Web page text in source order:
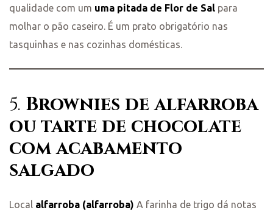
qualidade com um uma pitada de Flor de Sal para
molhar o pão caseiro. É um prato obrigatório nas
tasquinhas e nas cozinhas domésticas.
5. Brownies de alfarroba
ou tarte de chocolate
com acabamento
salgado
Local alfarroba (alfarroba) A farinha de trigo dá notas